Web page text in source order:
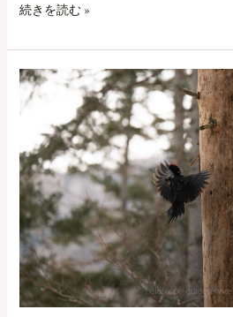
続きを読む »
ク
マ
ラ
を
待
つ-
The
Woodpecker
Wait-